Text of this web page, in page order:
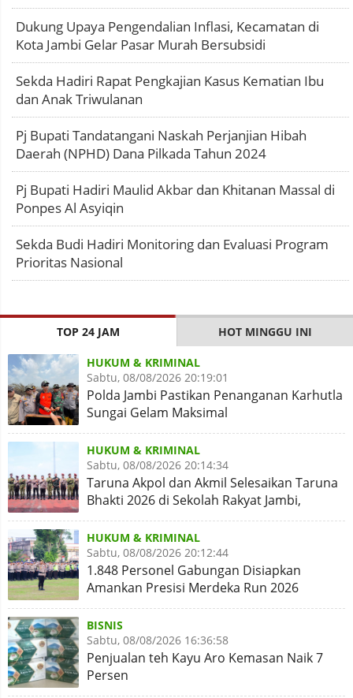
Dukung Upaya Pengendalian Inflasi, Kecamatan di
Kota Jambi Gelar Pasar Murah Bersubsidi
Sekda Hadiri Rapat Pengkajian Kasus Kematian Ibu
dan Anak Triwulanan
Pj Bupati Tandatangani Naskah Perjanjian Hibah
Daerah (NPHD) Dana Pilkada Tahun 2024
Pj Bupati Hadiri Maulid Akbar dan Khitanan Massal di
Ponpes Al Asyiqin
Sekda Budi Hadiri Monitoring dan Evaluasi Program
Prioritas Nasional
TOP 24 JAM HOT MINGGU INI
HUKUM & KRIMINAL
Sabtu, 08/08/2026 20:19:01
Polda Jambi Pastikan Penanganan Karhutla
Sungai Gelam Maksimal
HUKUM & KRIMINAL
Sabtu, 08/08/2026 20:14:34
Taruna Akpol dan Akmil Selesaikan Taruna
Bhakti 2026 di Sekolah Rakyat Jambi,
Kegiatan Aman Lancar
HUKUM & KRIMINAL
Sabtu, 08/08/2026 20:12:44
1.848 Personel Gabungan Disiapkan
Amankan Presisi Merdeka Run 2026
BISNIS
Sabtu, 08/08/2026 16:36:58
Penjualan teh Kayu Aro Kemasan Naik 7
Persen